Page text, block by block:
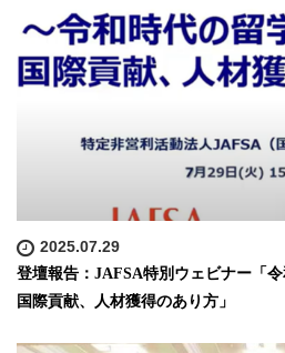
2025.07.29
登壇報告：JAFSA特別ウェビナー「
国際貢献、人材獲得のあり方」